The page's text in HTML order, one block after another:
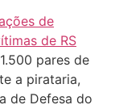
pares de
a pirataria,
de Defesa do